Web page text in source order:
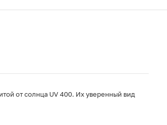
от солнца UV 400. Их уверенный вид